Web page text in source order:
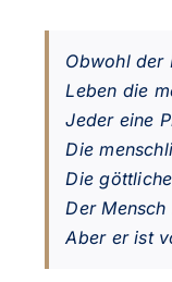
Obwohl der
Leben die
Jeder eine
Die
Die
Der Mensch
Aber er ist